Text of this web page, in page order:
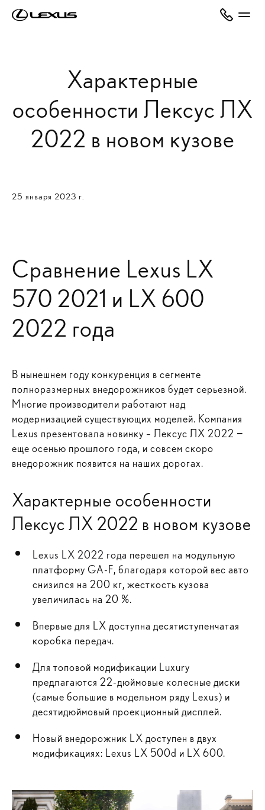
Характерные
особенности Лексус ЛХ
2022 в новом кузове
25 января 2023 г.
Сравнение Lexus LX
570 2021 и LX 600
2022 года
В нынешнем году конкуренция в сегменте
полноразмерных внедорожников будет серьезной.
Многие производители работают над
модернизацией существующих моделей. Компания
Lexus презентовала новинку – Лексус ЛХ 2022 −
еще осенью прошлого года, и совсем скоро
внедорожник появится на наших дорогах.
Характерные особенности
Лексус ЛХ 2022 в новом кузове
Lexus LX 2022 года перешел на модульную
платформу GA-F, благодаря которой вес авто
снизился на 200 кг, жесткость кузова
увеличилась на 20 %.
Впервые для LX доступна десятиступенчатая
коробка передач.
Для топовой модификации Luxury
предлагаются 22-дюймовые колесные диски
(самые большие в модельном ряду Lexus) и
десятидюймовый проекционный дисплей.
Новый внедорожник LX доступен в двух
модификациях: Lexus LX 500d и LX 600.